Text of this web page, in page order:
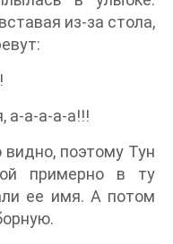
из-за стола,
а-а-а-а-а!!!
поэтому Тун
примерно в ту
ее имя. А потом